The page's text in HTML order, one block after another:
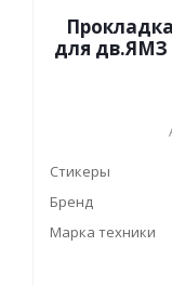
для дв.ЯМЗ
Стикеры
Бренд
Марка техники